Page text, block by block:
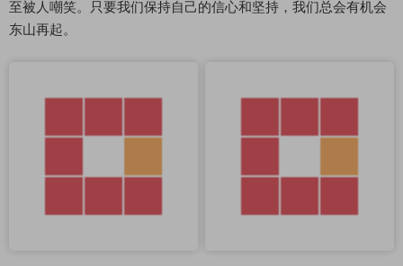
至被人嘲笑。只要我们保持自己的信心和坚持，我们总会有机会
东山再起。